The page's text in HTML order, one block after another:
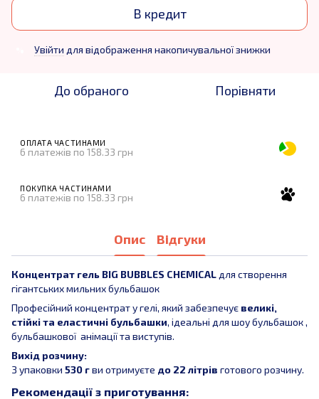
В кредит
Увійти для відображення накопичувальної знижки
До обраного Порівняти
ОПЛАТА ЧАСТИНАМИ
6 платежів по 158.33 грн
ПОКУПКА ЧАСТИНАМИ
6 платежів по 158.33 грн
Опис Відгуки
Концентрат гель BIG BUBBLES CHEMICAL для створення
гігантських мильних бульбашок
Професійний концентрат у гелі, який забезпечує великі,
стійкі та еластичні бульбашки, ідеальні для шоу бульбашок ,
бульбашкової анімації та виступів.
Вихід розчину:
З упаковки 530 гви отримуєте до 22 літрів готового розчину.
Рекомендації з приготування: